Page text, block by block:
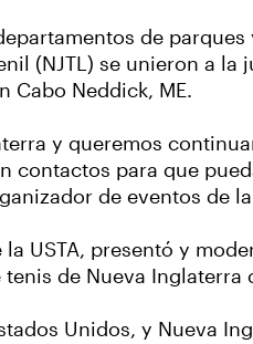
de
(NJTL) se unieron a la
Cabo Neddick, ME.
y queremos
para que
de eventos de
USTA, presentó y
de Nueva Inglaterra
Unidos, y Nueva